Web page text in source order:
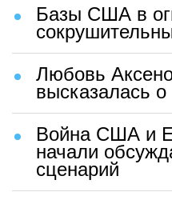
Базы США в
Любовь
высказалась
Война США и
начали
сценарий